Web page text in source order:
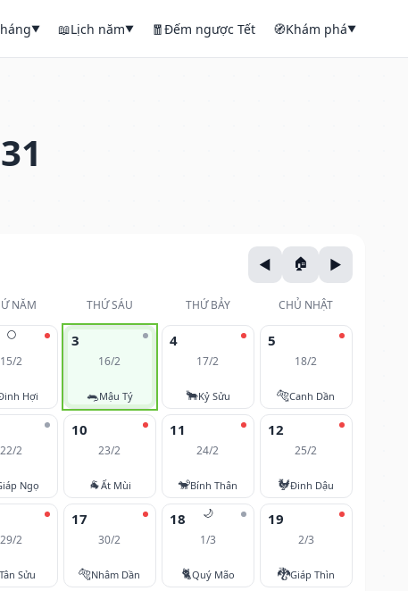
▼ 📖Lịch năm▼ 🧧Đếm ngược Tết 🧭Khám phá▼
NĂM THỨ SÁU THỨ BẢY CHỦ NHẬT
🌕
15/2
Hợi
3
16/2
🐀Mậu Tý
4
17/2
🐂Kỷ Sửu
5
18/2
🐅Canh Dần
22/2
Ngọ
10
23/2
🐐Ất Mùi
11
24/2
🐒Bính Thân
12
25/2
🐓Đinh Dậu
29/2
Tân Sửu
17
30/2
🐅Nhâm Dần
🌙
18
1/3
🐈Quý Mão
19
2/3
🐉Giáp Thìn